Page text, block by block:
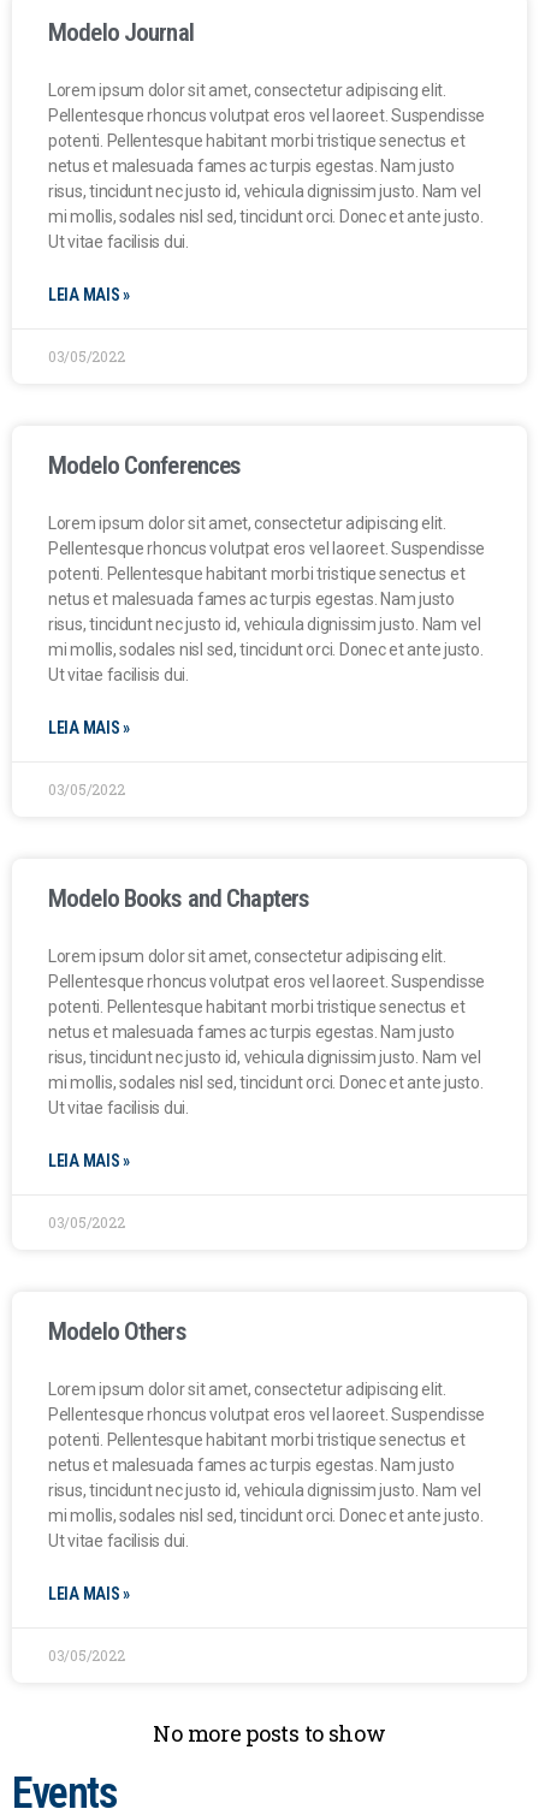
Modelo Journal
Lorem ipsum dolor sit amet, consectetur adipiscing elit.
Pellentesque rhoncus volutpat eros vel laoreet. Suspendisse
potenti. Pellentesque habitant morbi tristique senectus et
netus et malesuada fames ac turpis egestas. Nam justo
risus, tincidunt nec justo id, vehicula dignissim justo. Nam vel
mi mollis, sodales nisl sed, tincidunt orci. Donec et ante justo.
Ut vitae facilisis dui.
LEIA MAIS »
03/05/2022
Modelo Conferences
Lorem ipsum dolor sit amet, consectetur adipiscing elit.
Pellentesque rhoncus volutpat eros vel laoreet. Suspendisse
potenti. Pellentesque habitant morbi tristique senectus et
netus et malesuada fames ac turpis egestas. Nam justo
risus, tincidunt nec justo id, vehicula dignissim justo. Nam vel
mi mollis, sodales nisl sed, tincidunt orci. Donec et ante justo.
Ut vitae facilisis dui.
LEIA MAIS »
03/05/2022
Modelo Books and Chapters
Lorem ipsum dolor sit amet, consectetur adipiscing elit.
Pellentesque rhoncus volutpat eros vel laoreet. Suspendisse
potenti. Pellentesque habitant morbi tristique senectus et
netus et malesuada fames ac turpis egestas. Nam justo
risus, tincidunt nec justo id, vehicula dignissim justo. Nam vel
mi mollis, sodales nisl sed, tincidunt orci. Donec et ante justo.
Ut vitae facilisis dui.
LEIA MAIS »
03/05/2022
Modelo Others
Lorem ipsum dolor sit amet, consectetur adipiscing elit.
Pellentesque rhoncus volutpat eros vel laoreet. Suspendisse
potenti. Pellentesque habitant morbi tristique senectus et
netus et malesuada fames ac turpis egestas. Nam justo
risus, tincidunt nec justo id, vehicula dignissim justo. Nam vel
mi mollis, sodales nisl sed, tincidunt orci. Donec et ante justo.
Ut vitae facilisis dui.
LEIA MAIS »
03/05/2022
No more posts to show
Events